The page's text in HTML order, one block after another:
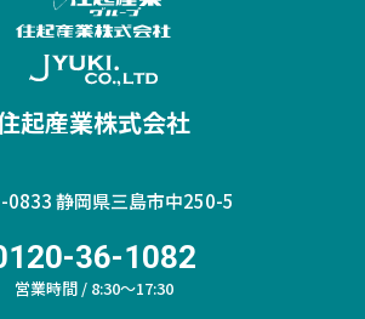
起産業株式会社
0833静岡県三島市中250-5
36-1082
営業時間 / 8:30～17:30